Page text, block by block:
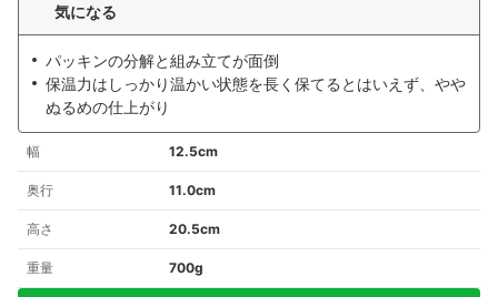
気になる
パッキンの分解と組み立てが面倒
保温力はしっかり温かい状態を長く保てるとはいえず、やや
ぬるめの仕上がり
幅 12.5cm
奥行 11.0cm
高さ 20.5cm
重量 700g